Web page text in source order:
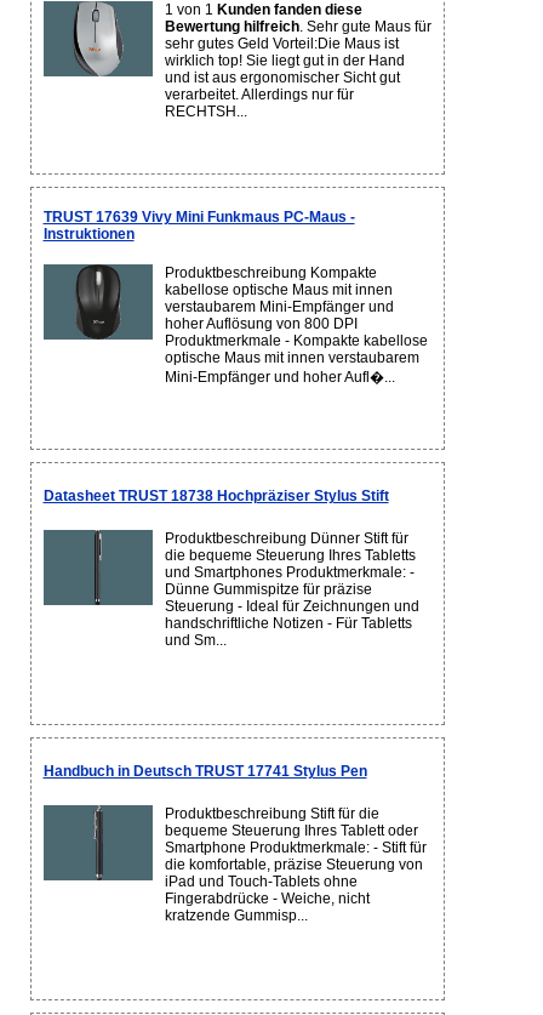
1 von 1 Kunden fanden diese
Bewertung hilfreich. Sehr gute Maus für
sehr gutes Geld Vorteil:Die Maus ist
wirklich top! Sie liegt gut in der Hand
und ist aus ergonomischer Sicht gut
verarbeitet. Allerdings nur für
RECHTSH...
TRUST 17639 Vivy Mini Funkmaus PC-Maus -
Instruktionen
Produktbeschreibung Kompakte
kabellose optische Maus mit innen
verstaubarem Mini-Empfänger und
hoher Auflösung von 800 DPI
Produktmerkmale - Kompakte kabellose
optische Maus mit innen verstaubarem
Mini-Empfänger und hoher Aufl�...
Datasheet TRUST 18738 Hochpräziser Stylus Stift
Produktbeschreibung Dünner Stift für
die bequeme Steuerung Ihres Tabletts
und Smartphones Produktmerkmale: -
Dünne Gummispitze für präzise
Steuerung - Ideal für Zeichnungen und
handschriftliche Notizen - Für Tabletts
und Sm...
Handbuch in Deutsch TRUST 17741 Stylus Pen
Produktbeschreibung Stift für die
bequeme Steuerung Ihres Tablett oder
Smartphone Produktmerkmale: - Stift für
die komfortable, präzise Steuerung von
iPad und Touch-Tablets ohne
Fingerabdrücke - Weiche, nicht
kratzende Gummisp...